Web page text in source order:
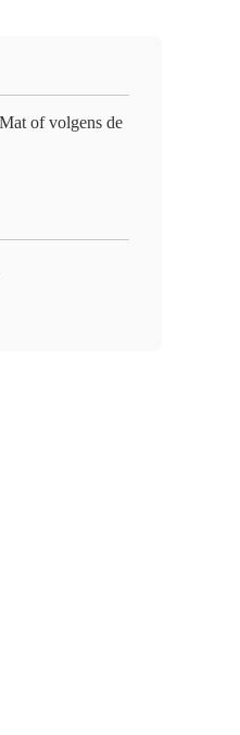
of volgens de